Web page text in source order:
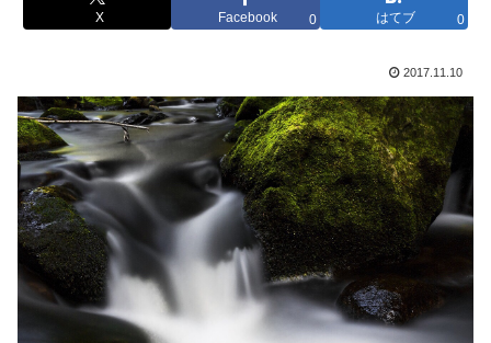
X Facebook 0 はてブ 0
2017.11.10